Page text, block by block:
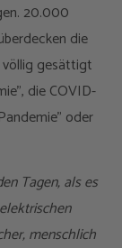
20.000
die
gesättigt
die COVID-
oder
Tagen, als es
menschlich